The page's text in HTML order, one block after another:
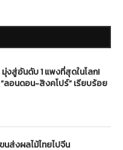
มุ่งสู่อันดับ 1 แพงที่สุดในโลก!
“ลอนดอน-สิงคโปร์” เรียบร้อย
นส่งผลไม้ไทยไปจีน